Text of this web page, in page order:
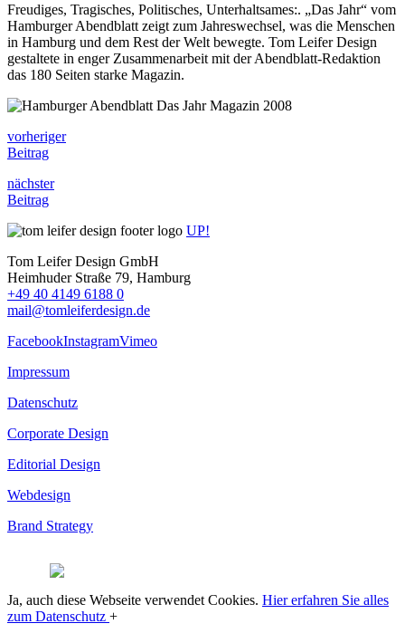
Freudiges, Tragisches, Politisches, Unterhaltsames:. „Das Jahr“ vom
Hamburger Abendblatt zeigt zum Jahreswechsel, was die Menschen
in Hamburg und dem Rest der Welt bewegte. Tom Leifer Design
gestaltete in enger Zusammenarbeit mit der Abendblatt-Redaktion
das 180 Seiten starke Magazin.
vorheriger
Beitrag
nächster
Beitrag
UP!
Tom Leifer Design GmbH
Heimhuder Straße 79, Hamburg
+49 40 4149 6188 0
mail@tomleiferdesign.de
FacebookInstagramVimeo
Impressum
Datenschutz
Corporate Design
Editorial Design
Webdesign
Brand Strategy
Ja, auch diese Webseite verwendet Cookies. Hier erfahren Sie alles
zum Datenschutz +